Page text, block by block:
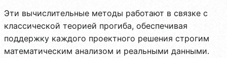
Эти вычислительные методы работают в связке с
классической теорией прогиба, обеспечивая
поддержку каждого проектного решения строгим
математическим анализом и реальными данными.